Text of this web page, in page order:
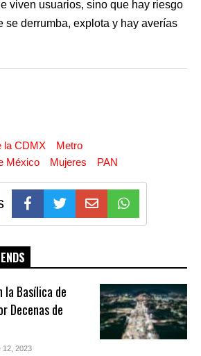
viven usuarios, sino que hay riesgo
se derrumba, explota y hay averías
la CDMX
Metro
México
Mujeres PAN
la Basílica de
Decenas de
12, 2023